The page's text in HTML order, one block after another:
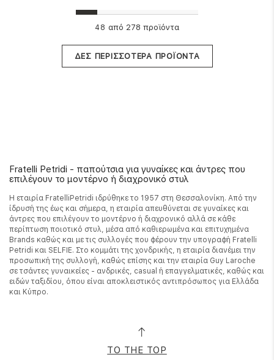
48 από 278 προϊόντα
ΔΕΣ ΠΕΡΙΣΣΟΤΕΡΑ ΠΡΟΪΟΝΤΑ
Fratelli Petridi - παπούτσια για γυναίκες και άντρες που
επιλέγουν το μοντέρνο ή διαχρονικό στυλ
Η εταιρία FratelliPetridi ιδρύθηκε το 1957 στη Θεσσαλονίκη. Από την
ίδρυσή της έως και σήμερα, η εταιρία απευθύνεται σε γυναίκες και
άντρες που επιλέγουν το μοντέρνο ή διαχρονικό αλλά σε κάθε
περίπτωση ποιοτικό στυλ, μέσα από καθιερωμένα και επιτυχημένα
Brands καθώς και με τις συλλογές που φέρουν την υπογραφή Fratelli
Petridi και SELFIE. Στο κομμάτι της χονδρικής, η εταιρία διανέμει την
προσωπική της συλλογή, καθώς επίσης και την εταιρία Guy Laroche
σε τσάντες γυναικείες - ανδρικές, casual ή επαγγελματικές, καθώς και
ειδών ταξιδίου, όπου είναι αποκλειστικός αντιπρόσωπος για Ελλάδα
και Κύπρο.
TO THE TOP